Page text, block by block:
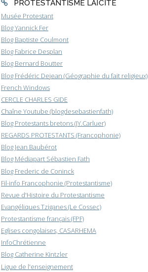
PROTESTANTISME LAÏCITÉ
Musée Protestant
Blog Yannick Fer
Blog Baptiste Coulmont
Blog Fabrice Desplan
Blog Bernard Boutter
Blog Frédéric Dejean (Géographie du fait religieux)
French Windows
CERCLE CHARLES GIDE
Chaîne Youtube (blogdesebastienfath)
Blog Protestants bretons (JY.Carluer)
REGARDS PROTESTANTS (Francophonie)
Blog Jean Baubérot
Blog Médiapart Sébastien Fath
Blog Frederic de Coninck
Fil-info Francophonie (Protestantisme)
Revue d'Histoire du Protestantisme
Evangéliques Tziganes (Le Cossec)
Protestantisme français (FPF)
Eglises congolaises, CASARHEMA
InfoChrétienne
Blog Catherine Kintzler
Ligue de l'enseignement